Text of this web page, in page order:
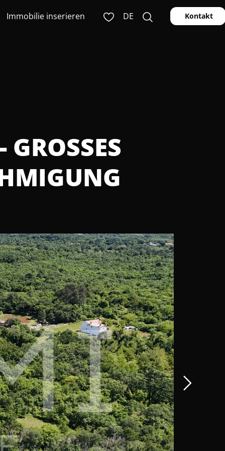
Immobilie inserieren DE Kontakt
G